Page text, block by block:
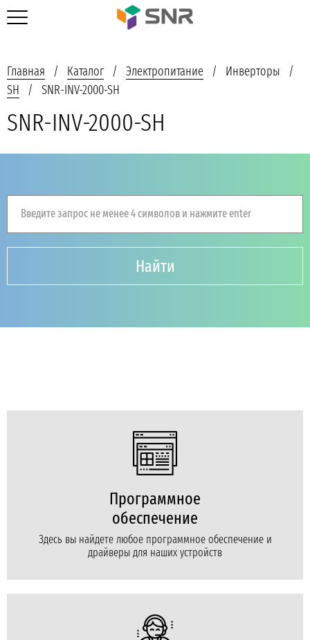
Главная Каталог Электропитание
Инверторы
SH
SNR-INV-2000-SH
SNR-INV-2000-SH
Введите запрос не менее 4 символов и нажмите enter
Найти
Программное
обеспечение
Здесь вы найдете любое программное обеспечение и
драйверы для наших устройств